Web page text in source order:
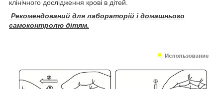
клінічного дослідження крові в дітей.
Рекомендований для лабораторій і домашнього
самоконтролю дітям.